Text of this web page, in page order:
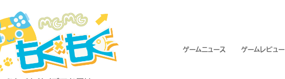
ゲームニュース ゲームレビュー